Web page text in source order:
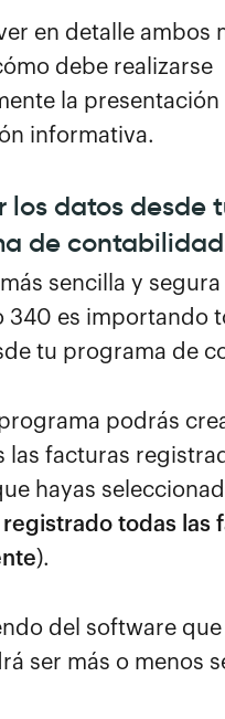
en detalle ambos
debe realizarse
la presentación
informativa.
los datos desde
de
sencilla y
340 es importando
tu programa de
podrás
las facturas
hayas
todas las
).
del software
ser más o menos